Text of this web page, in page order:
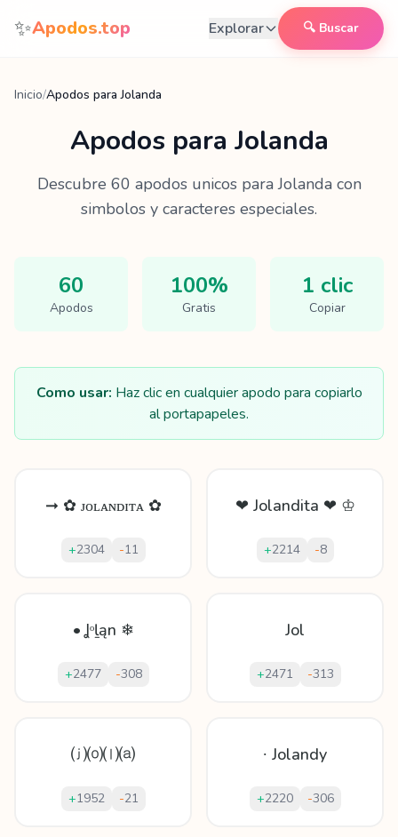
Saltar al contenido
✨Apodos.top Explorar 🔍 Buscar
Inicio/Apodos para Jolanda
Apodos para Jolanda
Descubre 60 apodos unicos paraJolandacon
simbolos y caracteres especiales.
60
Apodos
100%
Gratis
1 clic
Copiar
Como usar: Haz clic en cualquier apodo para copiarlo
al portapapeles.
➞ ✿ ᴊᴏʟᴀɴᴅɪᴛᴀ ✿
+2304 -11
❤ Jolandita ❤ ♔
+2214 -8
• Ʝᵒḻąn ❄
+2477 -308
Jol
+2471 -313
⒥⒪⒧⒜
+1952 -21
∙ Jolandy
+2220 -306